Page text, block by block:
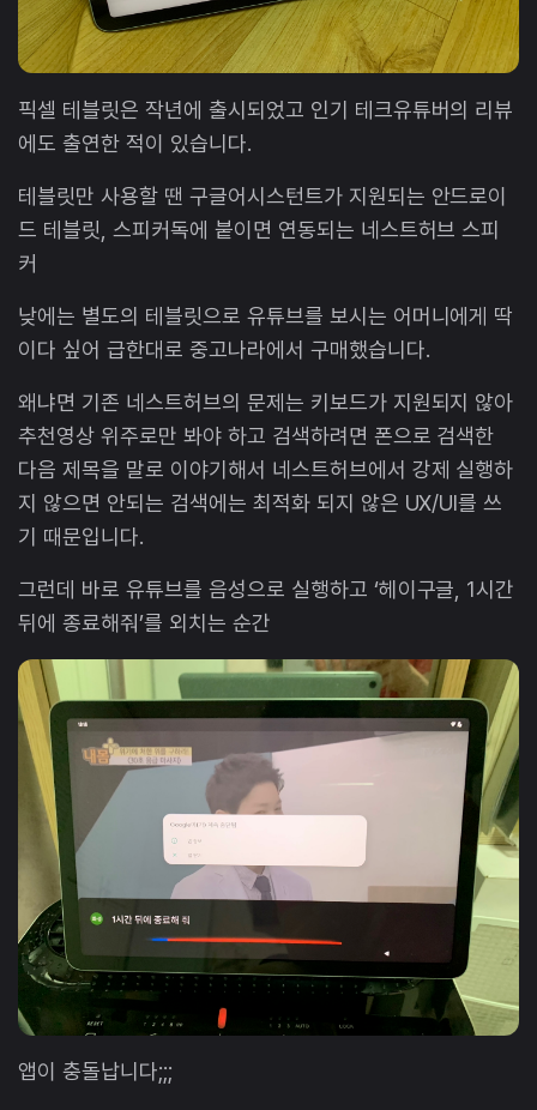
픽셀 테블릿은 작년에 출시되었고 인기 테크유튜버의 리뷰
에도 출연한 적이 있습니다.
테블릿만 사용할 땐 구글어시스턴트가 지원되는 안드로이
드 테블릿, 스피커독에 붙이면 연동되는 네스트허브 스피
커
낮에는 별도의 테블릿으로 유튜브를 보시는 어머니에게 딱
이다 싶어 급한대로 중고나라에서 구매했습니다.
왜냐면 기존 네스트허브의 문제는 키보드가 지원되지 않아
추천영상 위주로만 봐야 하고 검색하려면 폰으로 검색한
다음 제목을 말로 이야기해서 네스트허브에서 강제 실행하
지 않으면 안되는 검색에는 최적화 되지 않은 UX/UI를 쓰
기 때문입니다.
그런데 바로 유튜브를 음성으로 실행하고 ‘헤이구글, 1시간
뒤에 종료해줘’를 외치는 순간
앱이 충돌납니다;;;